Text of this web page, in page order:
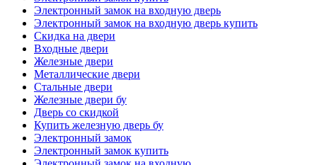
Электронный замок на входную дверь
Электронный замок на входную дверь купить
Скидка на двери
Входные двери
Железные двери
Металлические двери
Стальные двери
Железные двери бу
Дверь со скидкой
Купить железную дверь бу
Электронный замок
Электронный замок купить